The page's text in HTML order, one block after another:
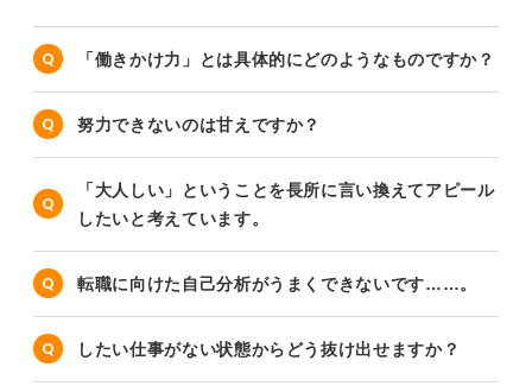
「働きかけ力」とは具体的にどのようなものですか？
努力できないのは甘えですか？
「大人しい」ということを長所に言い換えてアピール
したいと考えています。
転職に向けた自己分析がうまくできないです……。
したい仕事がない状態からどう抜け出せますか？